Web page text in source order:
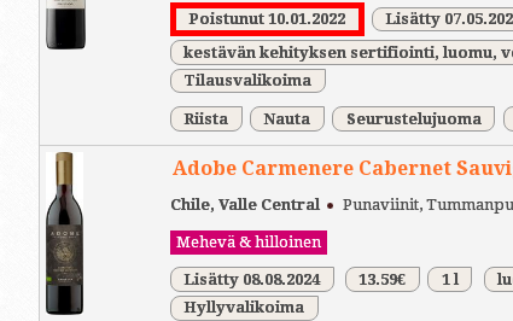
Poistunut 10.01.2022 Lisätty
kestävän kehityksen sertifiointi, luomu,
Tilausvalikoima
Riista Nauta Seurustelujuoma
Adobe Carmenere Cabernet
Chile, Valle Central Punaviinit,
Mehevä & hilloinen
Lisätty 08.08.2024 13.59€ 1 l
Hyllyvalikoima